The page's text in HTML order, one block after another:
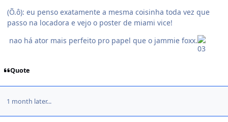
(Õ.ô): eu penso exatamente a mesma coisinha toda vez que
passo na locadora e vejo o poster de miami vice!
nao há ator mais perfeito pro papel que o jammie foxx.
Quote
1 month later...